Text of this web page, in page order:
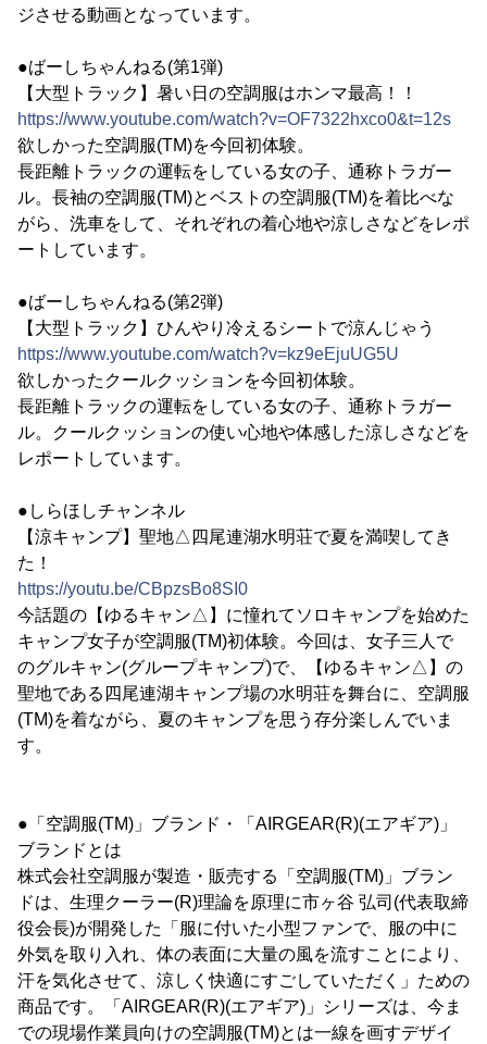
ジさせる動画となっています。
●ばーしちゃんねる(第1弾)
【大型トラック】暑い日の空調服はホンマ最高！！
https://www.youtube.com/watch?v=OF7322hxco0&t=12s
欲しかった空調服(TM)を今回初体験。
長距離トラックの運転をしている女の子、通称トラガー
ル。長袖の空調服(TM)とベストの空調服(TM)を着比べな
がら、洗車をして、それぞれの着心地や涼しさなどをレポ
ートしています。
●ばーしちゃんねる(第2弾)
【大型トラック】ひんやり冷えるシートで涼んじゃう
https://www.youtube.com/watch?v=kz9eEjuUG5U
欲しかったクールクッションを今回初体験。
長距離トラックの運転をしている女の子、通称トラガー
ル。クールクッションの使い心地や体感した涼しさなどを
レポートしています。
●しらほしチャンネル
【涼キャンプ】聖地△四尾連湖水明荘で夏を満喫してき
た！
https://youtu.be/CBpzsBo8SI0
今話題の【ゆるキャン△】に憧れてソロキャンプを始めた
キャンプ女子が空調服(TM)初体験。今回は、女子三人で
のグルキャン(グループキャンプ)で、【ゆるキャン△】の
聖地である四尾連湖キャンプ場の水明荘を舞台に、空調服
(TM)を着ながら、夏のキャンプを思う存分楽しんでいま
す。
●「空調服(TM)」ブランド・「AIRGEAR(R)(エアギア)」
ブランドとは
株式会社空調服が製造・販売する「空調服(TM)」ブラン
ドは、生理クーラー(R)理論を原理に市ヶ谷 弘司(代表取締
役会長)が開発した「服に付いた小型ファンで、服の中に
外気を取り入れ、体の表面に大量の風を流すことにより、
汗を気化させて、涼しく快適にすごしていただく」ための
商品です。「AIRGEAR(R)(エアギア)」シリーズは、今ま
での現場作業員向けの空調服(TM)とは一線を画すデザイ